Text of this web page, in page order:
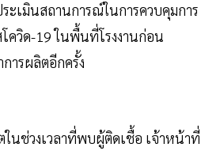
ะเมินสถานการณ์ในการควบคุมการ
ควิด-19 ในพื้นที่โรงงานก่อน
ารผลิตอีกครั้ง
นช่วงเวลาที่พบผู้ติดเชื้อ เจ้าหน้าที่